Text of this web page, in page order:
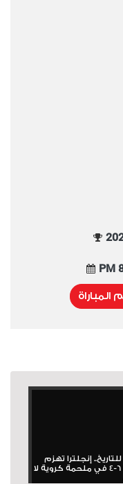
المباراة
للتاريخ.. إنجلترا تهزم
فرنسا 6-4 في ملحمة كروية لا